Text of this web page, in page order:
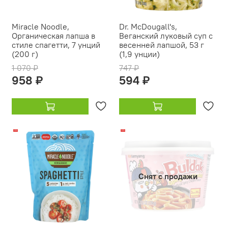
Miracle Noodle,
Органическая лапша в
стиле спагетти, 7 унций
(200 г)
1 070 ₽
958 ₽
Dr. McDougall's,
Веганский луковый суп с
весенней лапшой, 53 г
(1,9 унции)
747 ₽
594 ₽
-13%
Снят с продажи
-12%